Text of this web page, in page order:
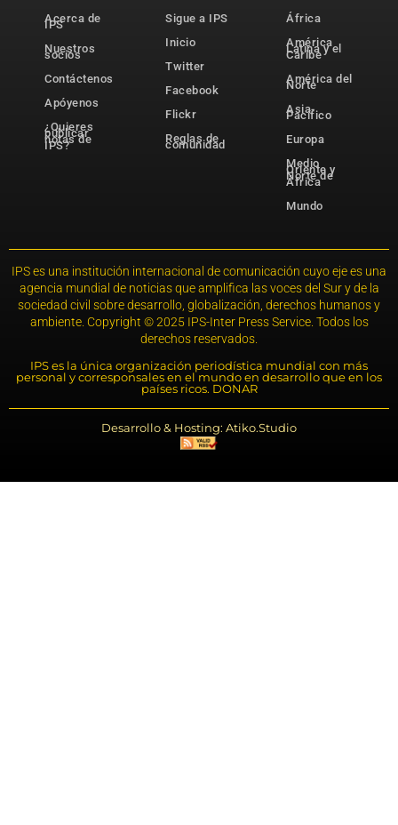
Acerca de
IPS
Nuestros
socios
Contáctenos
Apóyenos
¿Quieres
publicar
notas de
IPS?
Sigue a IPS
Inicio
Twitter
Facebook
Flickr
Reglas de
comunidad
África
América
Latina y el
Caribe
América del
Norte
Asia-
Pacífico
Europa
Medio
Oriente y
Norte de
África
Mundo
IPS es una institución internacional de comunicación cuyo eje es una
agencia mundial de noticias que amplifica las voces del Sur y de la
sociedad civil sobre desarrollo, globalización, derechos humanos y
ambiente. Copyright © 2025 IPS-Inter Press Service. Todos los
derechos reservados.
IPS es la única organización periodística mundial con más
personal y corresponsales en el mundo en desarrollo que en los
países ricos. DONAR
Desarrollo & Hosting: Atiko.Studio